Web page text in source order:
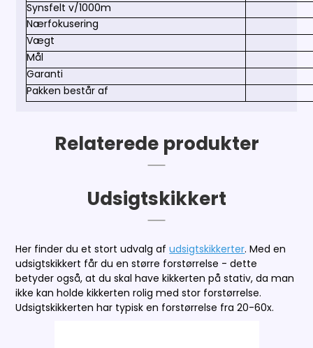
Synsfelt v/1000m
Nærfokusering
Vægt
Mål
Garanti
Pakken består af
Relaterede produkter
Udsigtskikkert
Her finder du et stort udvalg afudsigtskikkerter. Med en
udsigtskikkert får du en større forstørrelse - dette
betyder også, at du skal have kikkerten på stativ, da man
ikke kan holde kikkerten rolig med stor forstørrelse.
Udsigtskikkerten har typisk en forstørrelse fra 20-60x.